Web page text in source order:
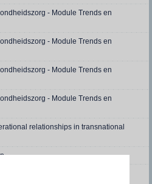
- Module Trends en
- Module Trends en
- Module Trends en
- Module Trends en
relationships in transnational
slag met levensverhalen in de